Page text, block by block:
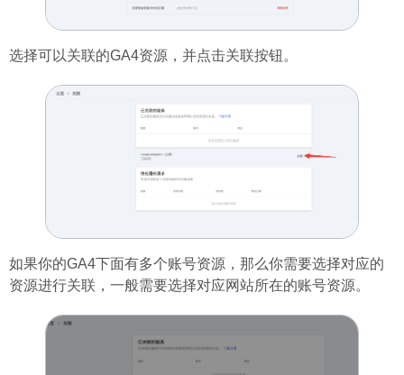
选择可以关联的GA4资源，并点击关联按钮。
如果你的GA4下面有多个账号资源，那么你需要选择对应的
资源进行关联，一般需要选择对应网站所在的账号资源。